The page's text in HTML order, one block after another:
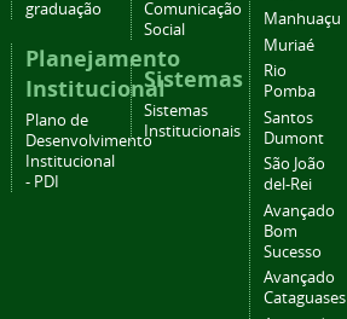
graduação
Planejamento
Institucional
Plano de
Desenvolvimento
Institucional
- PDI
Comunicação
Social
Sistemas
Sistemas
Institucionais
Manhuaçu
Muriaé
Rio
Pomba
Santos
Dumont
São João
del-Rei
Avançado
Bom
Sucesso
Avançado
Cataguases